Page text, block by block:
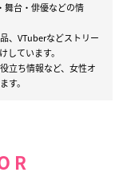
舞台・俳優などの情
、VTuberなどストリー
ています。
立ち情報など、女性オ
す。